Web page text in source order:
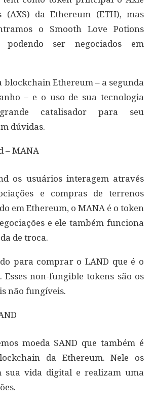
(AXS) da Ethereum (ETH), mas
o Smooth Love Potions
podendo ser negociados em
blockchain Ethereum – a segunda
– e o uso de sua tecnologia
catalisador para seu
dúvidas.
– MANA
os usuários interagem através
e compras de terrenos
em Ethereum, o MANA é o token
e ele também funciona
de troca.
para comprar o LAND que é o
Esses non-fungible tokens são os
não fungíveis.
moeda SAND que também é
da Ethereum. Nele os
sua vida digital e realizam uma